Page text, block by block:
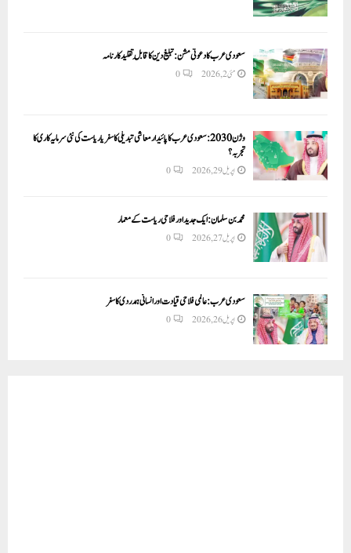
سعودی عرب کا دعوتی مشن: تبلیغ دین کا قابلِ تقلید کارنامہ
مئی 2, 2026 0
وژن 2030:سعودی عرب کا پائیدار معاشی تبدیلی کا سفر یا ریاست کی نئی سرمایہ کاری کا
تجربہ؟
اپریل 29, 2026 0
محمد بن سلمان: ایک جدید اور فلاحی ریاست کے معمار
اپریل 27, 2026 0
سعودی عرب: عالمی فلاحی قیادت اور انسانی ہمدردی کا سفر
اپریل 26, 2026 0